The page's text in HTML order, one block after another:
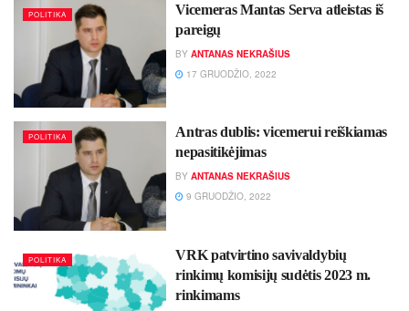
POLITIKA
Vicemeras Mantas Serva atleistas iš
pareigų
BY ANTANAS NEKRAŠIUS
17 GRUODŽIO, 2022
POLITIKA
Ant­ras dub­lis: vi­ce­me­rui reiš­kia­mas
ne­pa­si­ti­kė­ji­mas
BY ANTANAS NEKRAŠIUS
9 GRUODŽIO, 2022
POLITIKA
VRK patvirtino savivaldybių
rinkimų komisijų sudėtis 2023 m.
rinkimams